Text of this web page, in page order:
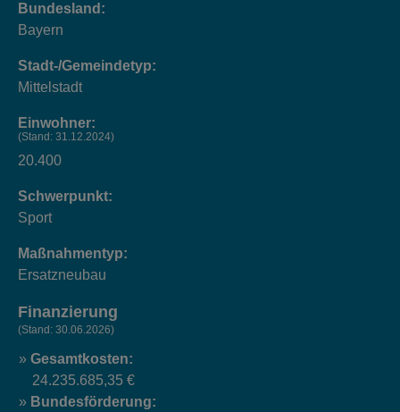
Bundesland:
Bayern
Stadt-/Gemeindetyp:
Mittelstadt
Einwohner:
(Stand: 31.12.2024)
20.400
Schwerpunkt:
Sport
Maßnahmentyp:
Ersatzneubau
Finanzierung
(Stand: 30.06.2026)
Gesamtkosten:
24.235.685,35 €
Bundesförderung: